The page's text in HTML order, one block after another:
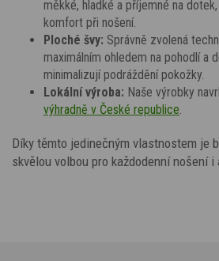
měkké, hladké a příjemné na
komfort při nošení.
Ploché švy: Správně zvolená
maximálním ohledem na pohodlí a
minimalizují podráždění pokožky.
Lokální výroba: Naše výrobky
výhradně v České republice.
Díky těmto jedinečným vlastnostem je
skvělou volbou pro každodenní nošení